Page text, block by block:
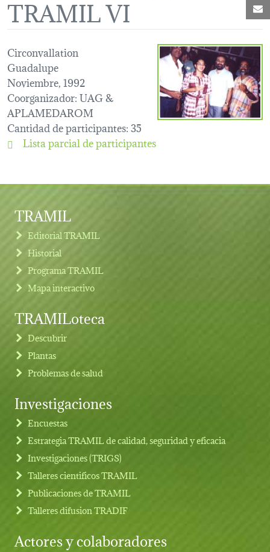
TRAMIL VI
Circonvallation
Guadalupe
Noviembre, 1992
Coorganizador: UAG &
APLAMEDAROM
Cantidad de participantes: 35
Lista parcial de participantes
Footer menu
TRAMIL
Editorial TRAMIL
Historial
Programa TRAMIL
Mapa interactivo
TRAMILoteca
Descubrir
Plantas
Problemas de salud
Investigaciones
Encuestas
Estrategia TRAMIL de calidad, seguridad y eficacia
Investigaciones (TRIGS)
Talleres cientificos TRAMIL
Publicaciones de TRAMIL
Talleres difusion TRADIF
Actores y colaboradores